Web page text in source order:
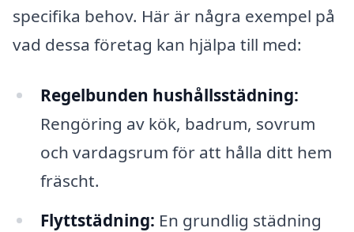
specifika behov. Här är några exempel på
vad dessa företag kan hjälpa till med:
Regelbunden hushållsstädning:
Rengöring av kök, badrum, sovrum
och vardagsrum för att hålla ditt hem
fräscht.
Flyttstädning: En grundlig städning